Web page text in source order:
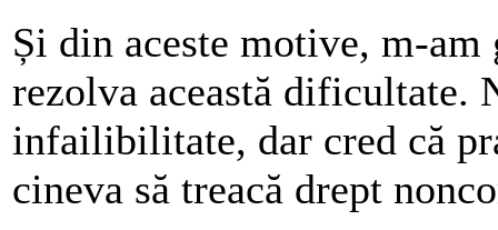
Și din aceste motive, m-
rezolva această dificultate.
infailibilitate, dar cred că
cineva să treacă drept